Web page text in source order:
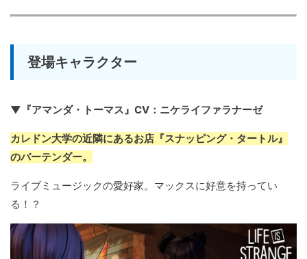
登場キャラクター
▼『アマンダ・トーマス』CV：ニケライファラナーゼ
カレドン大学の近隣にあるお店『スナッピング・タートル』
のバーテンダー。
ライブミュージックの愛好家。マックスに好意を持ってい
る！？